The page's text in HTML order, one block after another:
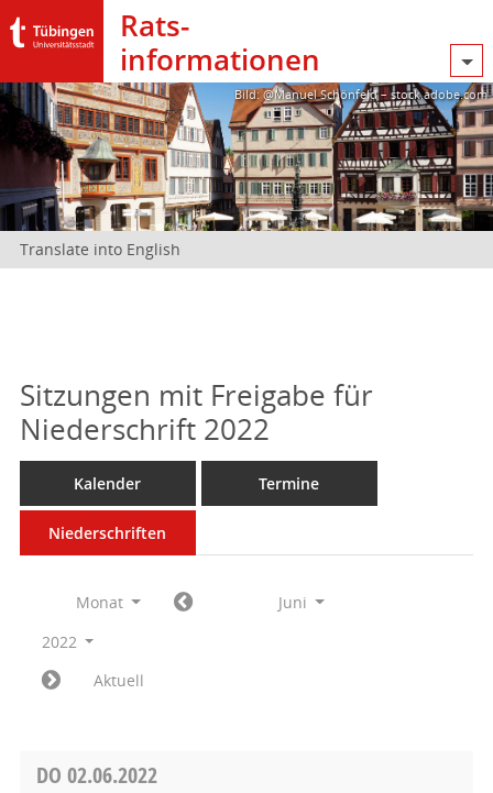
Rats­
informationen
Bild: @Manuel Schönfeld – stock.adobe.com
Translate into English
Sitzungen mit Freigabe für
Niederschrift 2022
Kalender Termine
Niederschriften
Monat
Juni
2022
Aktuell
DO 02.06.2022